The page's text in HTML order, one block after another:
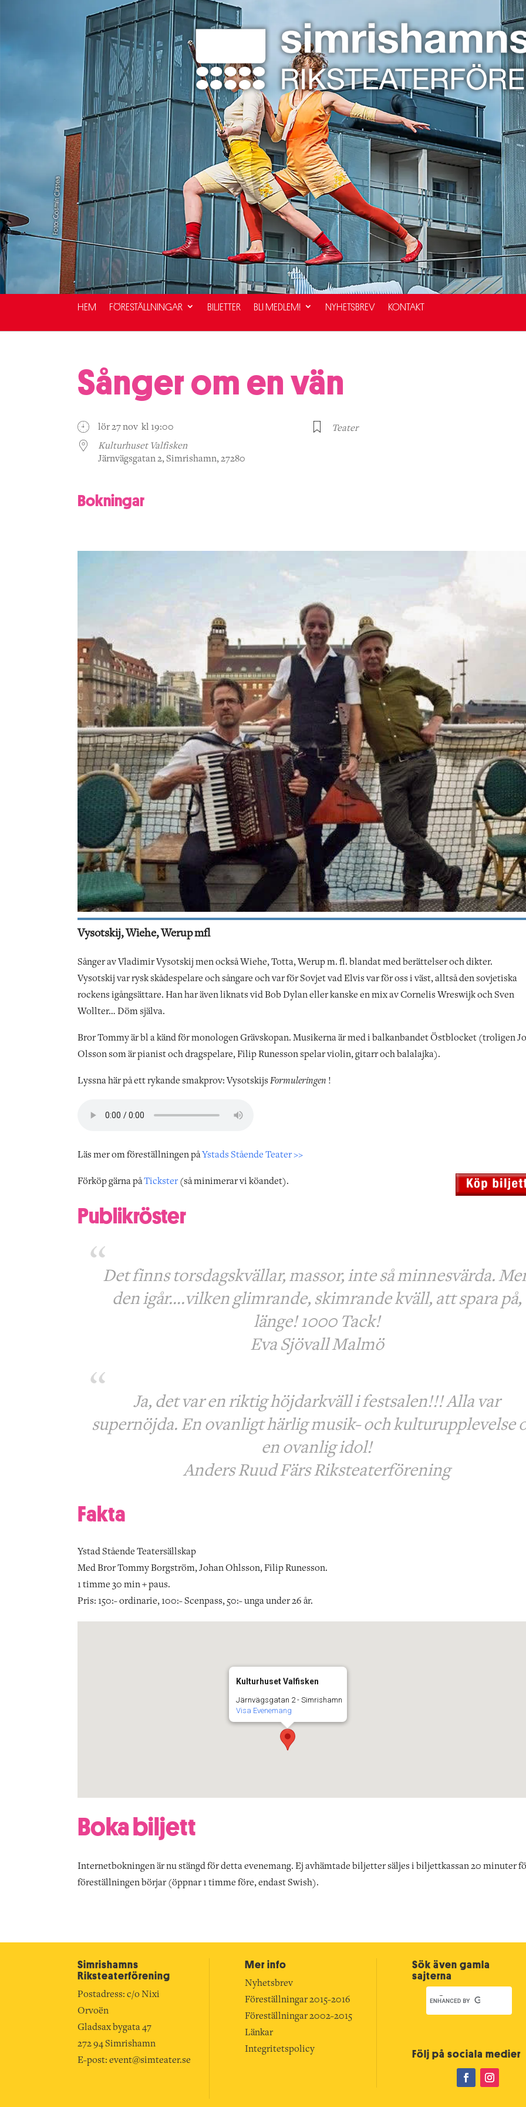
HEM FÖRESTÄLLNINGAR BILJETTER BLI MEDLEM! NYHETSBREV KONTAKT
Sånger om en vän
lör 27 nov kl 19:00
Kulturhuset Valfisken
Järnvägsgatan 2, Simrishamn, 27280
Bokningar
Teater
Vysotskij, Wiehe, Werup mfl
Sånger av Vladimir Vysotskij men också Wiehe, Totta, Werup m. fl. blandat med berättelser och dikter.
Vysotskij var rysk skådespelare och sångare och var för Sovjet vad Elvis var för oss i väst, alltså den sovjetiska
rockens igångsättare. Han har även liknats vid Bob Dylan eller kanske en mix av Cornelis Wreswijk och Sven
Wollter… Döm själva.
Bror Tommy är bl a känd för monologen Grävskopan. Musikerna är med i balkanbandet Östblocket (troligen
Olsson som är pianist och dragspelare, Filip Runesson spelar violin, gitarr och balalajka).
Lyssna här på ett rykande smakprov: Vysotskijs Formuleringen !
Läs mer om föreställningen påYstads Stående Teater >>
Förköp gärna påTickster (så minimerar vi köandet).
Publikröster
Det finns torsdagskvällar, massor, inte så minnesvärda.
den igår….vilken glimrande, skimrande kväll, att spara på,
länge! 1000 Tack!
Eva Sjövall Malmö
Ja, det var en riktig höjdarkväll i festsalen!!! Alla var
supernöjda. En ovanligt härlig musik- och kulturupplevelse
en ovanlig idol!
Anders Ruud Färs Riksteaterförening
Fakta
Ystad Stående Teatersällskap
Med Bror Tommy Borgström, Johan Ohlsson, Filip Runesson.
1 timme 30 min + paus.
Pris: 150:- ordinarie, 100:- Scenpass, 50:- unga under 26 år.
Kulturhuset Valfisken
Järnvägsgatan 2 - Simrishamn
Visa Evenemang
Boka biljett
Internetbokningen är nu stängd för detta evenemang. Ej avhämtade biljetter säljes i biljettkassan 20 minuter
föreställningen börjar (öppnar 1 timme före, endast Swish).
Simrishamns
Riksteater­förening
Postadress: c/o Nixi
Orvoën
Gladsax bygata 47
272 94 Simrishamn
E-post: event@simteater.se
Mer info
Nyhetsbrev
Föreställningar 2015-2016
Föreställningar 2002-2015
Länkar
Integritetspolicy
Sök även gamla
sajterna
Följ på sociala medier